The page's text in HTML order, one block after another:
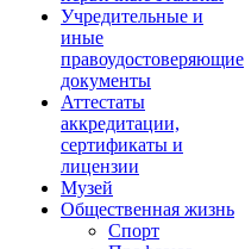
Учредительные и
иные
правоудостоверяющие
документы
Аттестаты
аккредитации,
сертификаты и
лицензии
Музей
Общественная жизнь
Спорт